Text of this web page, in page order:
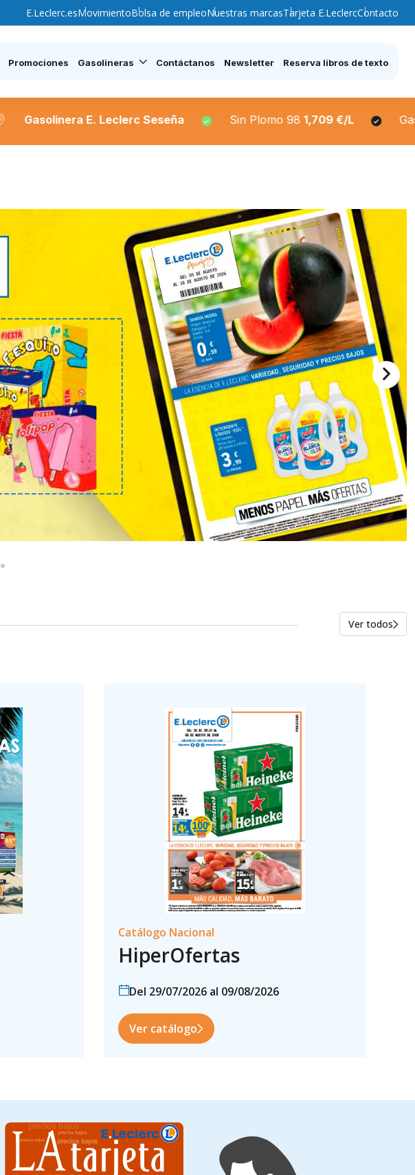
E.Leclerc.esMovimientoBolsa de empleoNuestras marcasTarjeta E.LeclercContacto
Promociones Gasolineras Contáctanos Newsletter Reserva libros de texto
Leclerc Seseña Sin Plomo 98 1,709 €/L Gasoleo A
Ver todos
Catálogo Nacional
HiperOfertas
Del 29/07/2026 al 09/08/2026
Ver catálogo